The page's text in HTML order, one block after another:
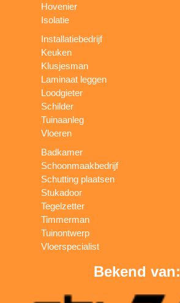
Hovenier
Isolatie
Installatiebedrijf
Keuken
Klusjesman
Laminaat leggen
Loodgieter
Schilder
Tuinaanleg
Vloeren
Badkamer
Schoonmaakbedrijf
Schutting plaatsen
Stukadoor
Tegelzetter
Timmerman
Tuinontwerp
Vloerspecialist
Bekend van: